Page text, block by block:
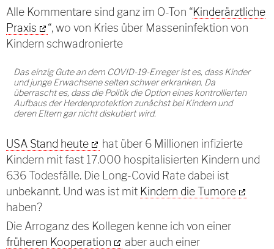
Alle Kommentare sind ganz im O-Ton “Kinderärztliche
Praxis
“, wo von Kries über Masseninfektion von
Kindern schwadronierte
Das einzig Gute an dem COVID-19-Erreger ist es, dass Kinder
und junge Erwachsene selten schwer erkranken. Da
überrascht es, dass die Politik die Option eines kontrollierten
Aufbaus der Herdenprotektion zunächst bei Kindern und
deren Eltern gar nicht diskutiert wird.
USA Stand heute
hat über 6 Millionen infizierte
Kindern mit fast 17.000 hospitalisierten Kindern und
636 Todesfälle. Die Long-Covid Rate dabei ist
unbekannt. Und was ist mit Kindern die Tumore
haben?
Die Arroganz des Kollegen kenne ich von einer
früheren Kooperation
aber auch einer